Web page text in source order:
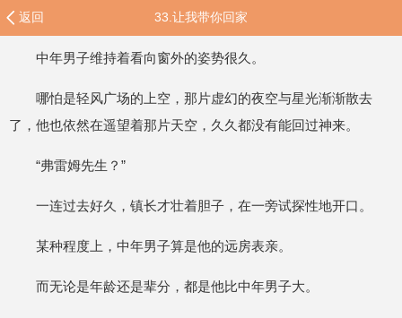
返回 33.让我带你回家
中年男子维持着看向窗外的姿势很久。
哪怕是轻风广场的上空，那片虚幻的夜空与星光渐渐散去
了，他也依然在遥望着那片天空，久久都没有能回过神来。
“弗雷姆先生？”
一连过去好久，镇长才壮着胆子，在一旁试探性地开口。
某种程度上，中年男子算是他的远房表亲。
而无论是年龄还是辈分，都是他比中年男子大。